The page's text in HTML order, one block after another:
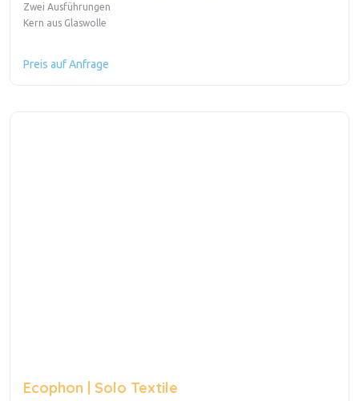
Zwei Ausführungen
Kern aus Glaswolle
Preis auf Anfrage
Ecophon | Solo Textile